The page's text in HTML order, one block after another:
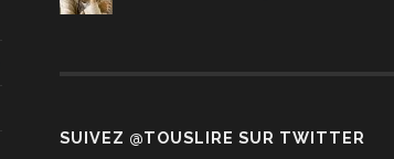
SUIVEZ @TOUSLIRE SUR TWITTER